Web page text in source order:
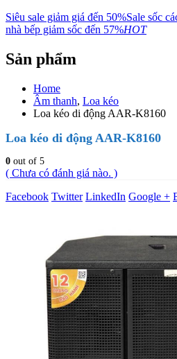
Siêu sale giảm giá đến 50%Sale sốc
nhà bếp giảm sốc đến 57%HOT
Sản phẩm
Home
Âm thanh, Loa kéo
Loa kéo di động AAR-K8160
Loa kéo di động AAR-K8160
0 out of 5
( Chưa có đánh giá nào. )
Facebook Twitter LinkedIn Google +